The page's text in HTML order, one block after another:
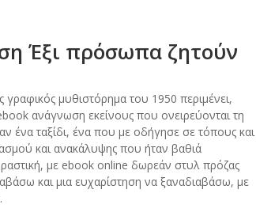
Έξι πρόσωπα ζητούν
μυθιστόρημα του 1950 περιμένει,
ανάγνωση εκείνους που ονειρεύονται τη
ένα ταξίδι, ένα που με οδήγησε σε τόπους και
και ανακάλυψης που ήταν βαθιά
με ebook online δωρεάν στυλ πρόζας
και μια ευχαρίστηση να ξαναδιαβάσω, με